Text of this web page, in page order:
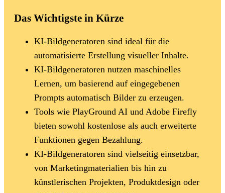
Das Wichtigste in Kürze
KI-Bildgeneratoren sind ideal für die
automatisierte Erstellung visueller Inhalte.
KI-Bildgeneratoren nutzen maschinelles
Lernen, um basierend auf eingegebenen
Prompts automatisch Bilder zu erzeugen.
Tools wie PlayGround AI und Adobe Firefly
bieten sowohl kostenlose als auch erweiterte
Funktionen gegen Bezahlung.
KI-Bildgeneratoren sind vielseitig einsetzbar,
von Marketingmaterialien bis hin zu
künstlerischen Projekten, Produktdesign oder